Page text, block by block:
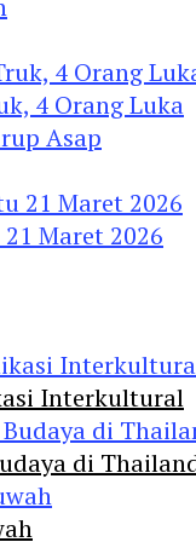
4 Orang Luka
Maret 2026
Interkultural
di